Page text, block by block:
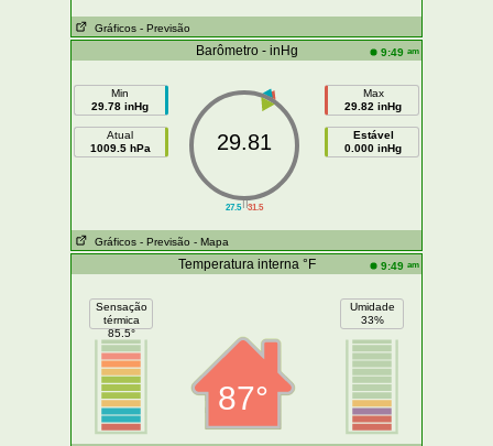
Gráficos - Previsão
Barômetro - inHg 9:49 am
Min
29.78 inHg
Atual
1009.5 hPa
||
27.5 31.5
29.81
Max
29.82 inHg
Estável
0.000 inHg
Gráficos - Previsão - Mapa
Temperatura interna °F 9:49 am
Sensação
térmica
85.5°
87°
Umidade
33%